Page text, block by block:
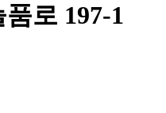
로 197-1